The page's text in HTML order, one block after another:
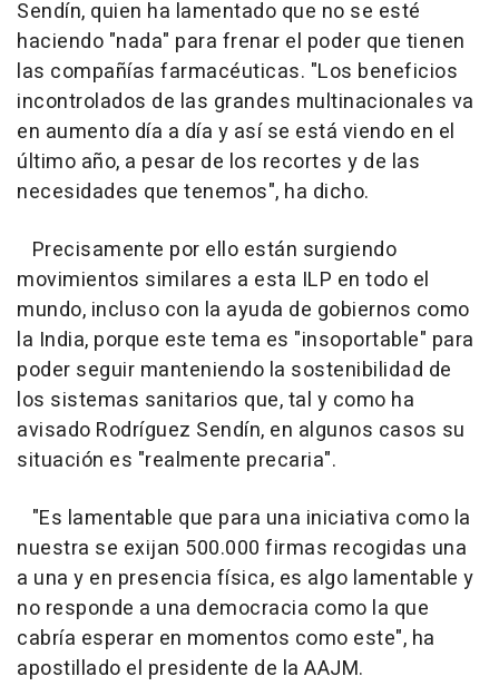
Sendín, quien ha lamentado que no se esté
haciendo "nada" para frenar el poder que tienen
las compañías farmacéuticas. "Los beneficios
incontrolados de las grandes multinacionales va
en aumento día a día y así se está viendo en el
último año, a pesar de los recortes y de las
necesidades que tenemos", ha dicho.
Precisamente por ello están surgiendo
movimientos similares a esta ILP en todo el
mundo, incluso con la ayuda de gobiernos como
la India, porque este tema es "insoportable" para
poder seguir manteniendo la sostenibilidad de
los sistemas sanitarios que, tal y como ha
avisado Rodríguez Sendín, en algunos casos su
situación es "realmente precaria".
"Es lamentable que para una iniciativa como la
nuestra se exijan 500.000 firmas recogidas una
a una y en presencia física, es algo lamentable y
no responde a una democracia como la que
cabría esperar en momentos como este", ha
apostillado el presidente de la AAJM.